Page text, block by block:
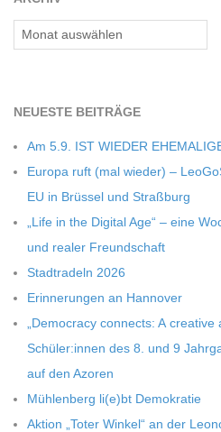
T
-
S
C
H
U
L
E
Archiv
NEU­ESTE BEITRÄGE
Am 5.9. IST WIEDER
Europa ruft (mal wie­der) –
EU in Brüs­sel und Straßburg
„Life in the Digi­tal Age“ – eine
und rea­ler Freundschaft
Stadt­ra­deln 2026
Erin­ne­run­gen an Hannover
„Demo­cracy con­nects: A
Schüler:innen des 8. und 9
auf den Azoren
Müh­len­berg li(e)bt Demokratie
Aktion „Toter Win­kel“ an der